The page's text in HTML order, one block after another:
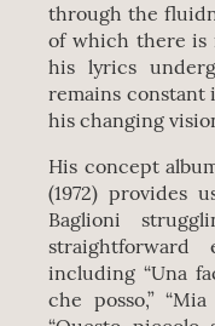
through the
of which there is
his lyrics
remains constant
his changing
His concept
(1972) provides
Baglioni
straightforward
including “Una
che posso,”